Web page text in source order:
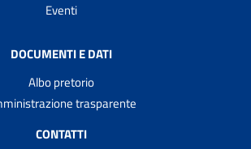
Eventi
DOCUMENTI E DATI
Albo pretorio
trasparente
CONTATTI